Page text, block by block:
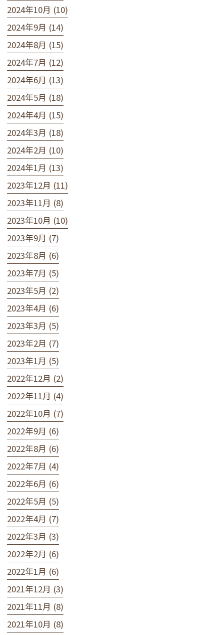
2024年10月 (10)
2024年9月 (14)
2024年8月 (15)
2024年7月 (12)
2024年6月 (13)
2024年5月 (18)
2024年4月 (15)
2024年3月 (18)
2024年2月 (10)
2024年1月 (13)
2023年12月 (11)
2023年11月 (8)
2023年10月 (10)
2023年9月 (7)
2023年8月 (6)
2023年7月 (5)
2023年5月 (2)
2023年4月 (6)
2023年3月 (5)
2023年2月 (7)
2023年1月 (5)
2022年12月 (2)
2022年11月 (4)
2022年10月 (7)
2022年9月 (6)
2022年8月 (6)
2022年7月 (4)
2022年6月 (6)
2022年5月 (5)
2022年4月 (7)
2022年3月 (3)
2022年2月 (6)
2022年1月 (6)
2021年12月 (3)
2021年11月 (8)
2021年10月 (8)